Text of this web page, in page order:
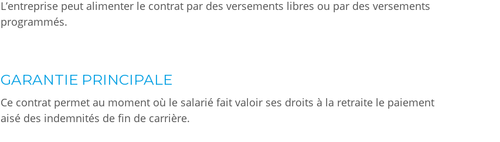
L’entreprise peut alimenter le contrat par des versements libres ou par des versements
programmés.
GARANTIE PRINCIPALE
Ce contrat permet au moment où le salarié fait valoir ses droits à la retraite le paiement
aisé des indemnités de fin de carrière.